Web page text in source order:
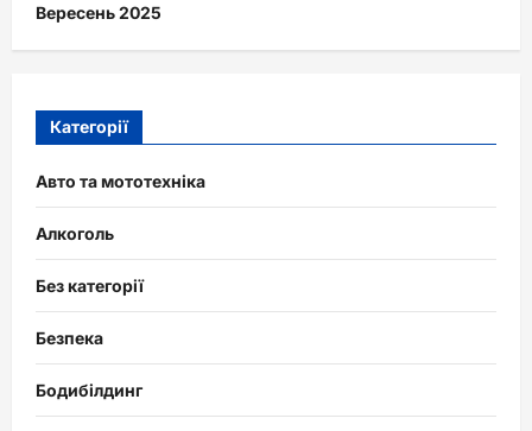
Вересень 2025
Категорії
Авто та мототехніка
Алкоголь
Без категорії
Безпека
Бодибілдинг